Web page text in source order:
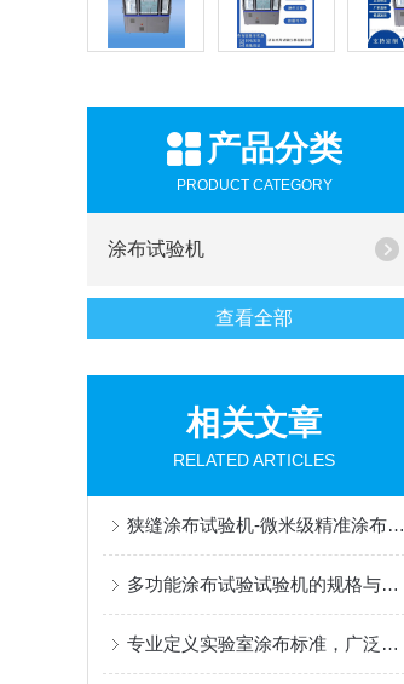
产品分类
PRODUCT CATEGORY
涂布试验机
查看全部
相关文章
RELATED ARTICLES
狭缝涂布试验机-微米级精准涂布，赋能新能源与半导体科研创新
多功能涂布试验试验机的规格与性能
专业定义实验室涂布标准，广泛赋能材料创新研发